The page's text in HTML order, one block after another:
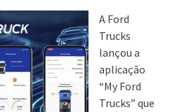
A Ford
Trucks
lançou a
aplicação
“My Ford
Trucks” que